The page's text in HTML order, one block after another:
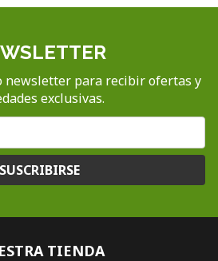
newsletter para recibir ofertas y
exclusivas.
SUSCRIBIRSE
TIENDA